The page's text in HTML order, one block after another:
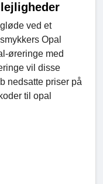
ved et
Opal
øreringe med
vil disse
nedsatte priser på
til opal